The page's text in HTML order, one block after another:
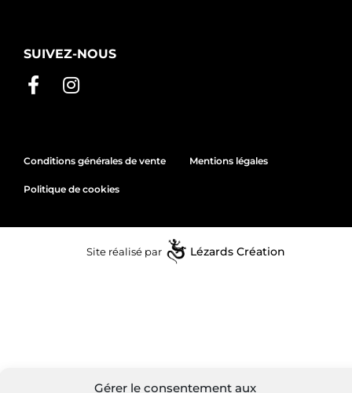
Gérer le consentement aux
SUIVEZ-NOUS
Conditions générales de vente Mentions légales
Politique de cookies
Site réalisé par Lézards Création